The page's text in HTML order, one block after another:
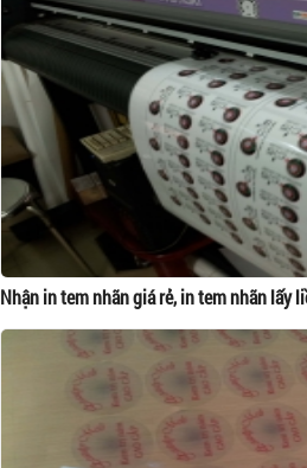
Nhận in tem nhãn giá rẻ, in tem nhãn lấy